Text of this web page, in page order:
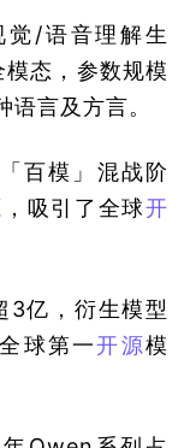
觉/语音理解生
态，参数规模
言及方言。
百模」混战阶
，吸引了全球开
3亿，衍生模型
球第一开源模